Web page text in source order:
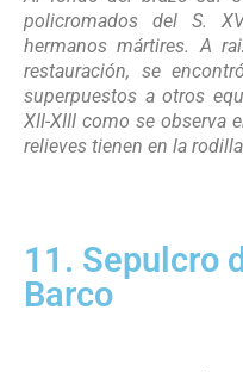
policromados del S.
hermanos mártires. A
restauración, se
superpuestos a otros
XII-XIII como se observa
relieves tienen en la
11. Sepulcro
Barco